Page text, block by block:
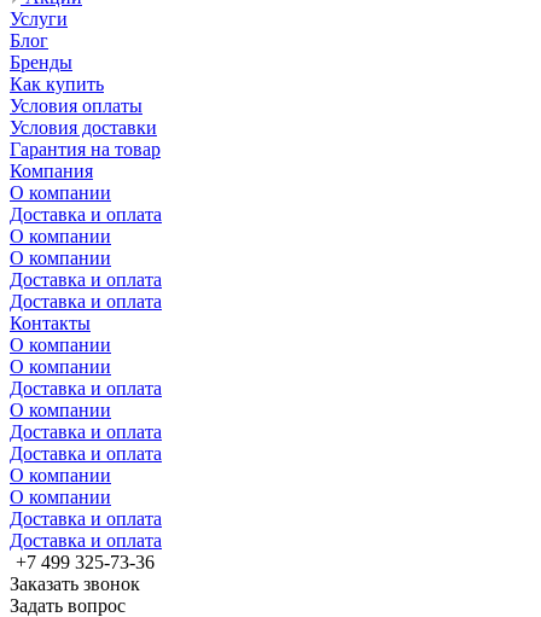
Услуги
Блог
Бренды
Как купить
Условия оплаты
Условия доставки
Гарантия на товар
Компания
О компании
Доставка и оплата
О компании
О компании
Доставка и оплата
Доставка и оплата
Контакты
О компании
О компании
Доставка и оплата
О компании
Доставка и оплата
Доставка и оплата
О компании
О компании
Доставка и оплата
Доставка и оплата
+7 499 325-73-36
Заказать звонок
Задать вопрос